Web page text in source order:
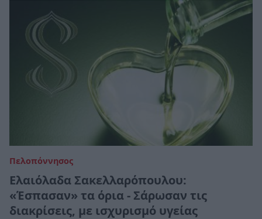
Πελοπόννησος
Ελαιόλαδα Σακελλαρόπουλου:
«Έσπασαν» τα όρια - Σάρωσαν τις
διακρίσεις, με ισχυρισμό υγείας